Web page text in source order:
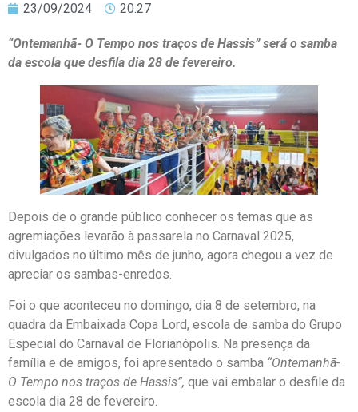
23/09/2024 20:27
“Ontemanhã- O Tempo nos traços de Hassis” será o samba
da escola que desfila dia 28 de fevereiro.
Depois de o grande público conhecer os temas que as
agremiações levarão à passarela no Carnaval 2025,
divulgados no último mês de junho, agora chegou a vez de
apreciar os sambas-enredos.
Foi o que aconteceu no domingo, dia 8 de setembro, na
quadra da Embaixada Copa Lord, escola de samba do Grupo
Especial do Carnaval de Florianópolis. Na presença da
família e de amigos, foi apresentado o samba “Ontemanhã-
O Tempo nos traços de Hassis”, que vai embalar o desfile da
escola dia 28 de fevereiro.